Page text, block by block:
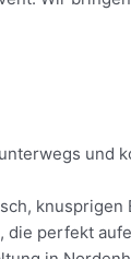
und
perfekt